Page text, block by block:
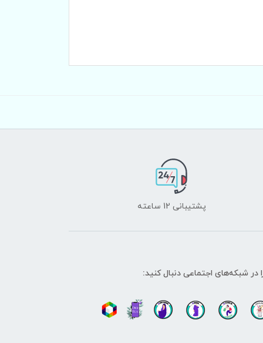
پشتیبانی 12 ساعته
در شبکه‌های اجتماعی دنبال کنید: